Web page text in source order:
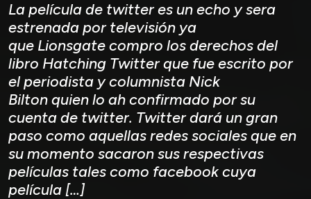
La película de twitter es un echo y sera
estrenada por televisión ya
que Lionsgate compro los derechos del
libro Hatching Twitter que fue escrito por
el periodista y columnista Nick
Bilton quien lo ah confirmado por su
cuenta de twitter. Twitter dará un gran
paso como aquellas redes sociales que en
su momento sacaron sus respectivas
películas tales como facebook cuya
película […]